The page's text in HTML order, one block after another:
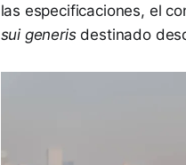
las especificaciones, el
sui generisdestinado